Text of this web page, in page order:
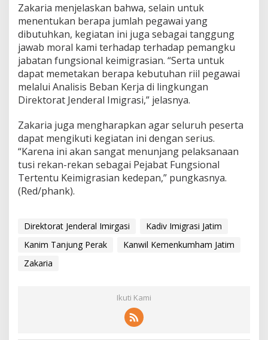
n
Zakaria menjelaskan bahwa, selain untuk
menentukan berapa jumlah pegawai yang
dibutuhkan, kegiatan ini juga sebagai tanggung
jawab moral kami terhadap terhadap pemangku
jabatan fungsional keimigrasian. “Serta untuk
dapat memetakan berapa kebutuhan riil pegawai
melalui Analisis Beban Kerja di lingkungan
Direktorat Jenderal Imigrasi,” jelasnya.
Zakaria juga mengharapkan agar seluruh peserta
dapat mengikuti kegiatan ini dengan serius.
“Karena ini akan sangat menunjang pelaksanaan
tusi rekan-rekan sebagai Pejabat Fungsional
Tertentu Keimigrasian kedepan,” pungkasnya.
(Red/phank).
Direktorat Jenderal Imirgasi
Kadiv Imigrasi Jatim
Kanim Tanjung Perak
Kanwil Kemenkumham Jatim
Zakaria
Ikuti Kami